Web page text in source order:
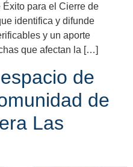
para el Cierre de
identifica y difunde
y un aporte
que afectan la […]
de
de
Las